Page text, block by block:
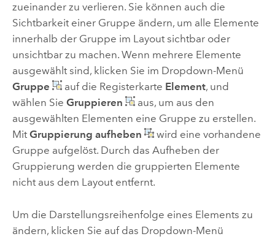
zueinander zu verlieren. Sie können auch die
Sichtbarkeit einer Gruppe ändern, um alle Elemente
innerhalb der Gruppe im Layout sichtbar oder
unsichtbar zu machen. Wenn mehrere Elemente
ausgewählt sind, klicken Sie im Dropdown-Menü
Gruppe
auf die Registerkarte Element, und
wählen Sie Gruppieren
aus, um aus den
ausgewählten Elementen eine Gruppe zu erstellen.
Mit Gruppierung aufheben
wird eine vorhandene
Gruppe aufgelöst. Durch das Aufheben der
Gruppierung werden die gruppierten Elemente
nicht aus dem Layout entfernt.
Um die Darstellungsreihenfolge eines Elements zu
ändern, klicken Sie auf das Dropdown-Menü